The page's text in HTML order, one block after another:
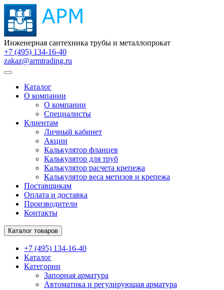
Инженерная сантехника трубы и металлопрокат
+7 (495) 134-16-40
zakaz@armtrading.ru
Каталог
О компании
О компании
Специалисты
Клиентам
Личный кабинет
Акции
Калькулятор фланцев
Калькулятор для труб
Калькулятор расчета крепежа
Калькулятор веса метизов и крепежа
Поставщикам
Оплата и доставка
Производители
Контакты
Каталог товаров
+7 (495) 134-16-40
Каталог
Категории
Запорная арматура
Автоматика и регулирующая арматура